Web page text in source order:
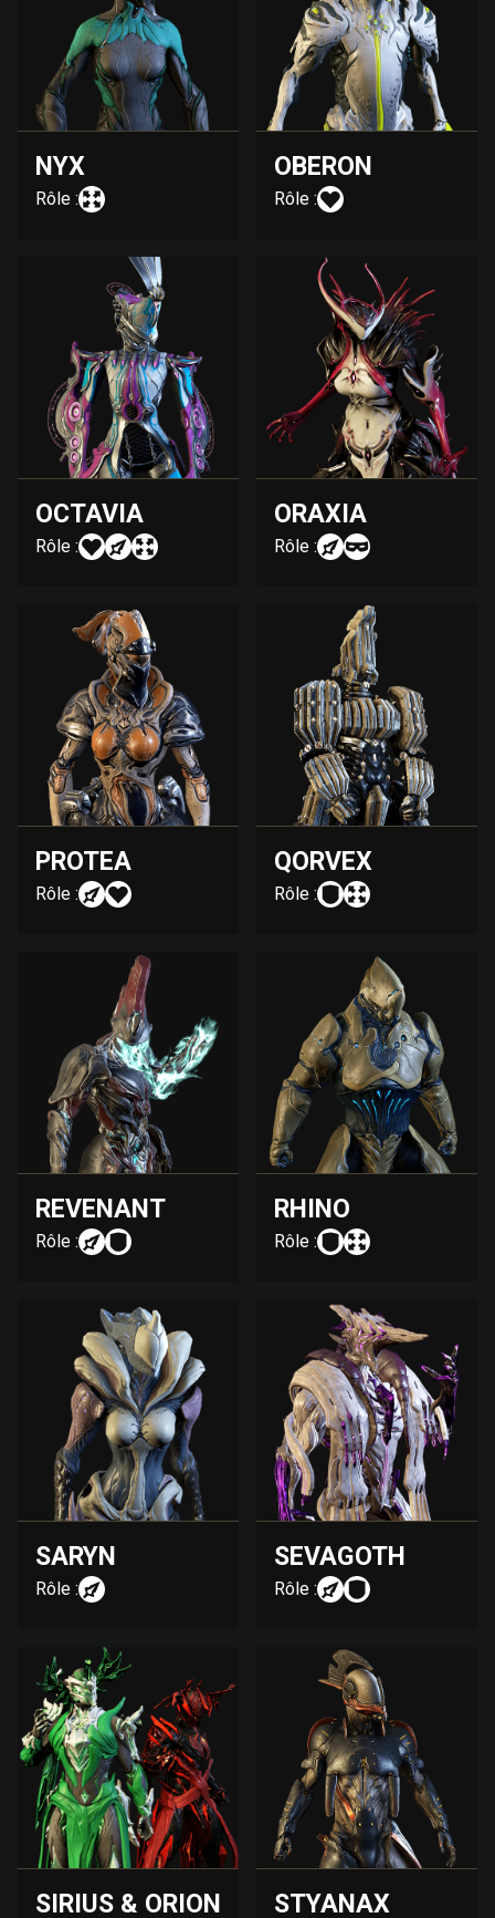
NYX
Rôle :
OBERON
Rôle :
OCTAVIA
Rôle :
ORAXIA
Rôle :
PROTEA
Rôle :
QORVEX
Rôle :
REVENANT
Rôle :
RHINO
Rôle :
SARYN
Rôle :
SEVAGOTH
Rôle :
SIRIUS & ORION STYANAX